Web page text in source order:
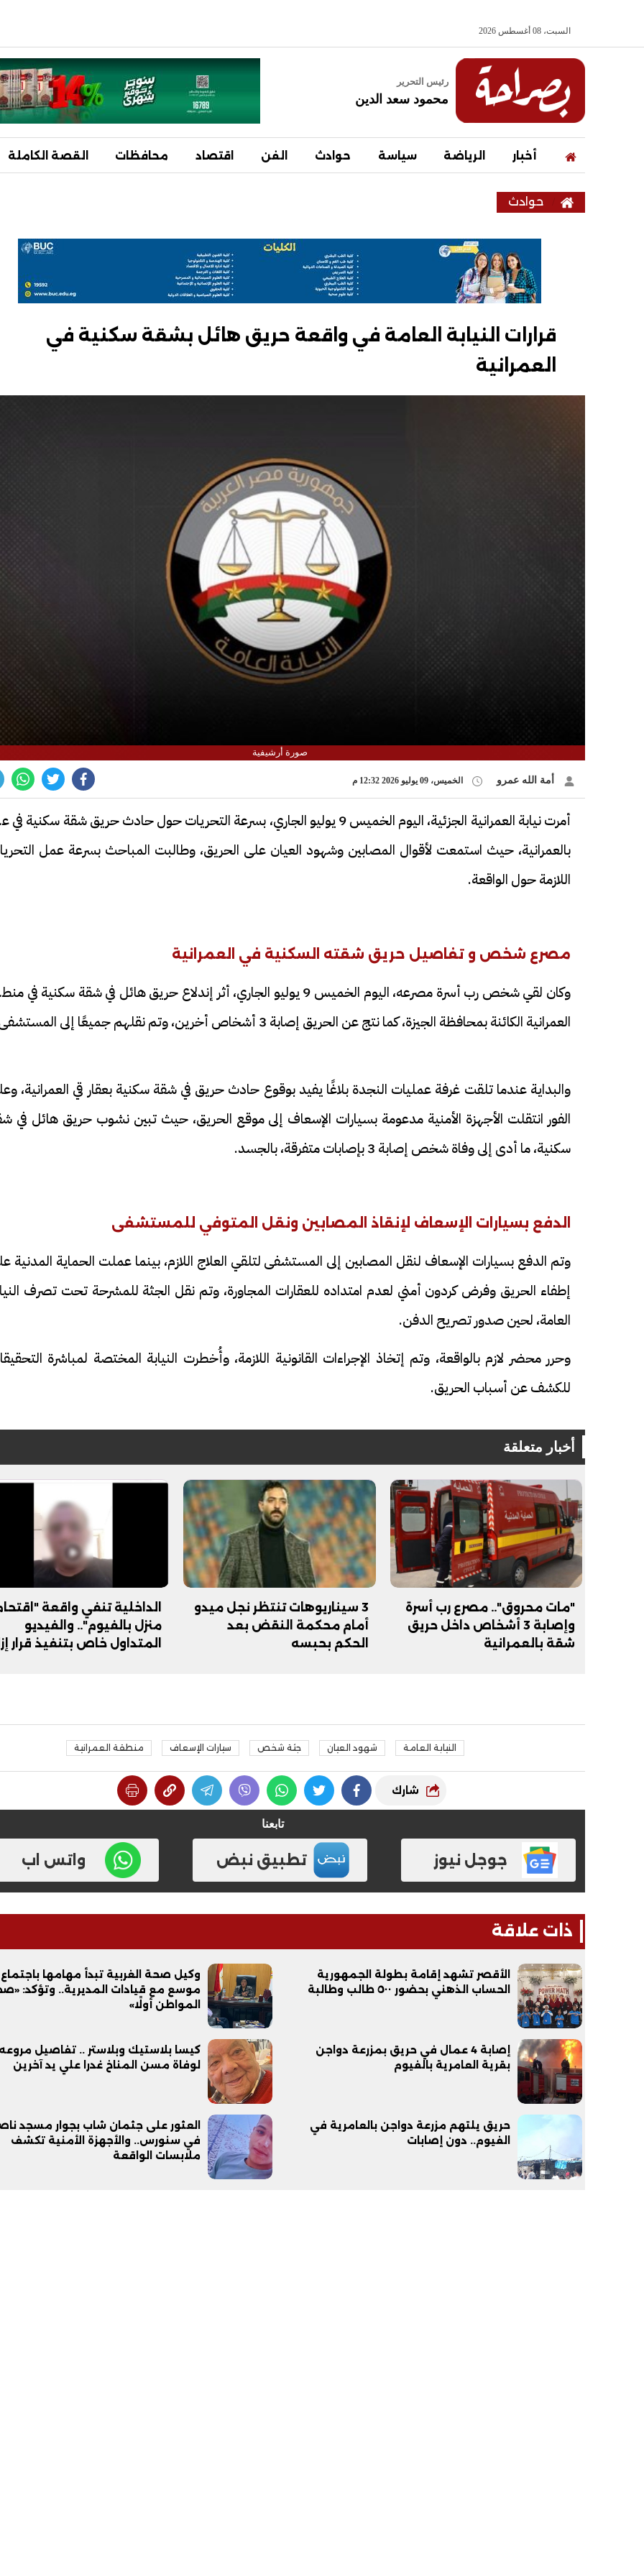
السبت، 08 أغسطس 2026
رئيس التحرير
محمود سعد الدين
أخبار الرياضة سياسة حوادث الفن اقتصاد محافظات القصة الكاملة
حوادث
قرارات النيابة العامة في واقعة حريق هائل بشقة سكنية في
العمرانية
صورة أرشيفية
أمة الله عمرو الخميس، 09 يوليو 2026 12:32 م
أمرت نيابة العمرانية الجزئية، اليوم الخميس 9 يوليو الجاري، بسرعة التحريات حول حادث حريق شقة سكنية في
بالعمرانية، حيث استمعت لأقوال المصابين وشهود العيان على الحريق، وطالبت المباحث بسرعة عمل
اللازمة حول الواقعة.
مصرع شخص و تفاصيل حريق شقته السكنية في العمرانية
وكان لقي شخص رب أسرة مصرعه، اليوم الخميس 9 يوليو الجاري، أثر إندلاع حريق هائل في شقة سكنية في
العمرانية الكائنة بمحافظة الجيزة، كما نتج عن الحريق إصابة 3 أشخاص أخرين، وتم نقلهم جميعًا إلى المستشفى.
والبداية عندما تلقت غرفة عمليات النجدة بلاغًا يفيد بوقوع حادث حريق في شقة سكنية بعقار قي العمرانية،
الفور انتقلت الأجهزة الأمنية مدعومة بسيارات الإسعاف إلى موقع الحريق، حيث تبين نشوب حريق هائل في
سكنية، ما أدى إلى وفاة شخص إصابة 3 بإصابات متفرقة، بالجسد.
الدفع بسيارات الإسعاف لإنقاذ المصابين ونقل المتوفي للمستشفى
وتم الدفع بسيارات الإسعاف لنقل المصابين إلى المستشفى لتلقي العلاج اللازم، بينما عملت الحماية المدنية
إطفاء الحريق وفرض كردون أمني لعدم امتداده للعقارات المجاورة، وتم نقل الجثة للمشرحة تحت تصرف
العامة، لحين صدور تصريح الدفن.
وحرر محضر لازم بالواقعة، وتم إتخاذ الإجراءات القانونية اللازمة، وأُخطرت النيابة المختصة لمباشرة
للكشف عن أسباب الحريق.
أخبار متعلقة
"مات محروق".. مصرع رب أسرة
وإصابة 3 أشخاص داخل حريق
شقة بالعمرانية
3 سيناريوهات تنتظر نجل ميدو
أمام محكمة النقض بعد
الحكم بحبسه
الداخلية تنفي واقعة
منزل بالفيوم".. والفيديو
المتداول خاص بتنفيذ قرار
النيابة العامة شهود العيان جثة شخص سيارات الإسعاف منطقة العمرانية
شارك
تابعنا
جوجل نيوز تطبيق نبض واتس اب
ذات علاقة
الأقصر تشهد إقامة بطولة الجمهورية
الحساب الذهني بحضور ٥٠٠ طالب وطالبة
وكيل صحة الغربية تبدأ مهامها باجتماع
موسع مع قيادات المديرية.. وتؤكد:
المواطن أولًا»
إصابة 4 عمال في حريق بمزرعة دواجن
بقرية العامرية بالفيوم
كيسا بلاستيك وبلاستر .. تفاصيل مروعه
لوفاة مسن المناخ غدرا علي يد آخرين
حريق يلتهم مزرعة دواجن بالعامرية في
الفيوم.. دون إصابات
العثور على جثمان شاب بجوار مسجد
في سنورس.. والأجهزة الأمنية تكشف
ملابسات الواقعة
الوداع الأخير.. دفن جثامين الضحايا
الأربعة بقرية السعدية في الفيوم
افتتاح أكبر صرح ديني في القوصية..
تحفة معمارية بتكلفة تجاوزت 20
مليون جنيه
ابني بطل وفخورة بيه.. أول ظهور
عماد سائق التريلا مع والدته
تصدره التريند| فيديو